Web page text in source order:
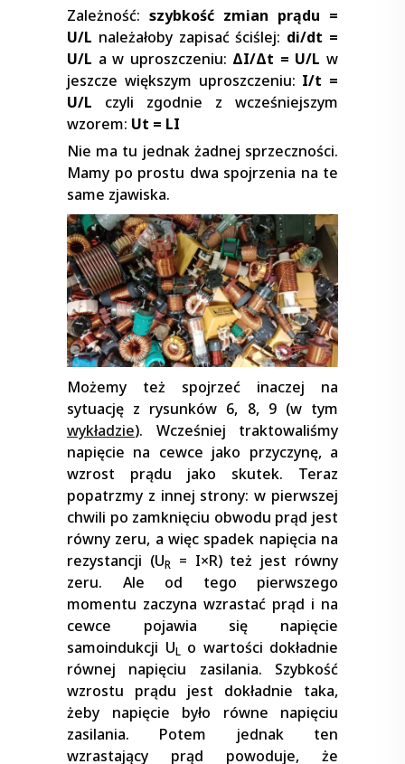
Zależność: szybkość zmian prądu =
U/L należałoby zapisać ściślej: di/dt =
U/L a w uproszczeniu: ΔI/Δt = U/L w
jeszcze większym uproszczeniu: I/t =
U/L czyli zgodnie z wcześniejszym
wzorem: Ut = LI
Nie ma tu jednak żadnej sprzeczności.
Mamy po prostu dwa spojrzenia na te
same zjawiska.
Możemy też spojrzeć inaczej na
sytuację z rysunków 6, 8, 9 (w tym
wykładzie). Wcześniej traktowaliśmy
napięcie na cewce jako przyczynę, a
wzrost prądu jako skutek. Teraz
popatrzmy z innej strony: w pierwszej
chwili po zamknięciu obwodu prąd jest
równy zeru, a więc spadek napięcia na
rezystancji (UR = I×R) też jest równy
zeru. Ale od tego pierwszego
momentu zaczyna wzrastać prąd i na
cewce pojawia się napięcie
samoindukcji UL o wartości dokładnie
równej napięciu zasilania. Szybkość
wzrostu prądu jest dokładnie taka,
żeby napięcie było równe napięciu
zasilania. Potem jednak ten
wzrastający prąd powoduje, że